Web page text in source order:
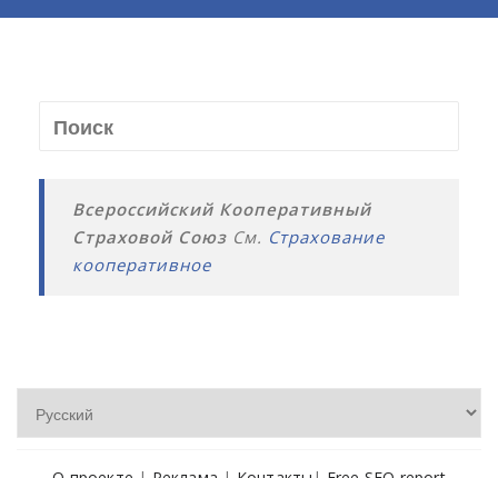
Всероссийский Кооперативный
Страховой Союз См. Страхование
кооперативное